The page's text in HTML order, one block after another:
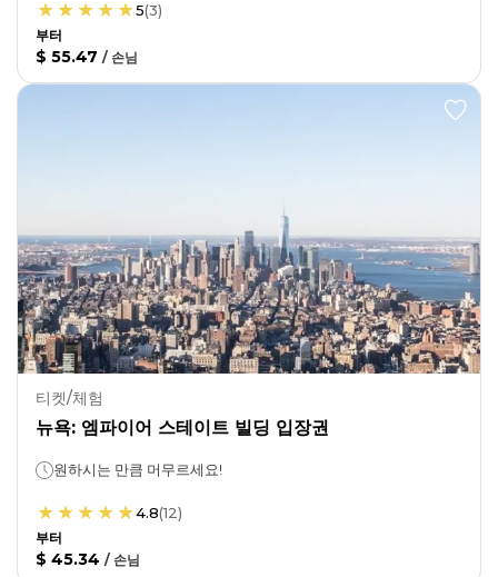
5(3)
부터
$ 55.47 / 손님
티켓/체험
뉴욕: 엠파이어 스테이트 빌딩 입장권
원하시는 만큼 머무르세요!
4.8(12)
부터
$ 45.34 / 손님